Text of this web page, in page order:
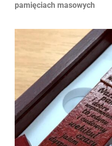
pamięciach masowych